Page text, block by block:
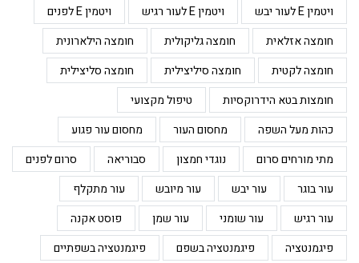
ויטמין E לעור יבש
ויטמין E לעור רגיש
ויטמין E לפנים
חומצה אזלאית
חומצה גליקולית
חומצה הילארונית
חומצה לקטית
חומצה סיליצילית
חומצה סליצילית
חומצות בטא הידרוקסיות
טיפול מקצועי
כהות מעל השפה
מחסום העור
מחסום עור פגוע
מתי מורחים סרום
נוגדי חמצון סבוריאה
סרום לפנים
עור בוגר
עור יבש עור מיובש
עור מתקלף
עור רגיש
עור שומני עור שמן
פוסט אקנה
פיגמנטציה
פיגמנטציה בשפם
פיגמנטציה בשפתיים